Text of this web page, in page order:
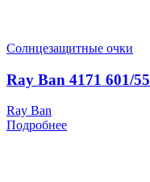
Солнцезащитные очки
Ray Ban 4171 601/55
Ray Ban
Подробнее